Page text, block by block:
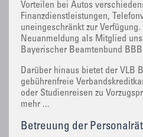
Vorteilen bei Autos
Finanzdienstleistungen,
uneingeschränkt zur
Neuanmeldung als Mitglied
Bayerischer Beamtenbund
Darüber hinaus bietet der VLB
gebührenfreie
oder Studienreisen zu
mehr ...
Betreuung der